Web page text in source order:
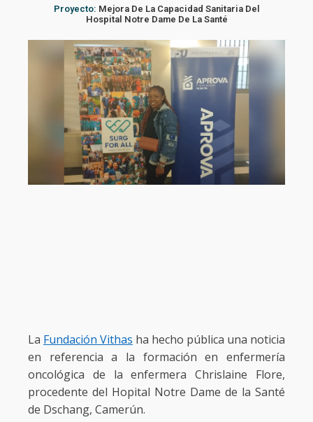
Proyecto: Mejora De La Capacidad Sanitaria Del
Hospital Notre Dame De La Santé
La Fundación Vithas ha hecho pública una noticia
en referencia a la formación en enfermería
oncológica de la enfermera Chrislaine Flore,
procedente del Hopital Notre Dame de la Santé
de Dschang, Camerún.